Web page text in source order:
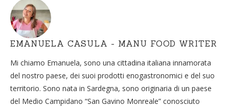
EMANUELA CASULA - MANU FOOD WRITER
Mi chiamo Emanuela, sono una cittadina italiana innamorata
del nostro paese, dei suoi prodotti enogastronomici e del suo
territorio. Sono nata in Sardegna, sono originaria di un paese
del Medio Campidano “San Gavino Monreale” conosciuto